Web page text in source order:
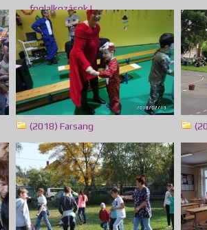
foglalkozások I. (25)
(2018) Farsang